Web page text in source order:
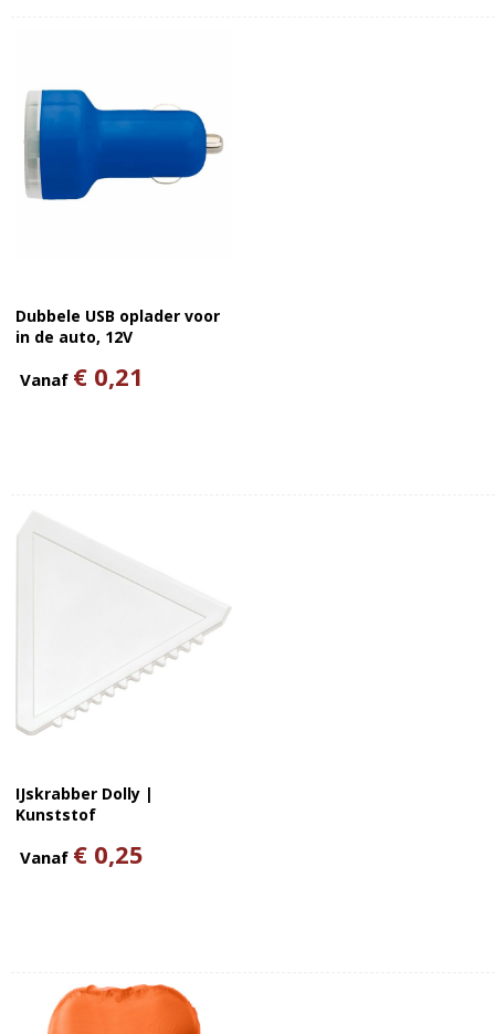
Dubbele USB oplader voor
in de auto, 12V
Vanaf € 0,21
IJskrabber Dolly |
Kunststof
Vanaf € 0,25